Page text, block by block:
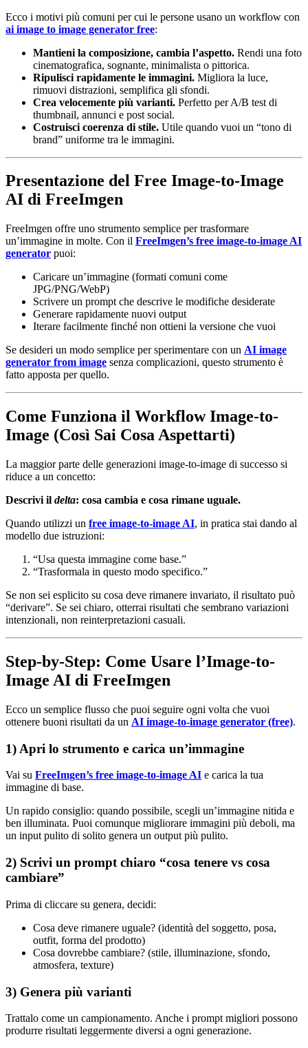
Ecco i motivi più comuni per cui le persone usano un workflow con
ai image to image generator free:
Mantieni la composizione, cambia l’aspetto. Rendi una foto
cinematografica, sognante, minimalista o pittorica.
Ripulisci rapidamente le immagini. Migliora la luce,
rimuovi distrazioni, semplifica gli sfondi.
Crea velocemente più varianti. Perfetto per A/B test di
thumbnail, annunci e post social.
Costruisci coerenza di stile. Utile quando vuoi un “tono di
brand” uniforme tra le immagini.
Presentazione del Free Image-to-Image
AI di FreeImgen
FreeImgen offre uno strumento semplice per trasformare
un’immagine in molte. Con il FreeImgen’s free image-to-image AI
generator puoi:
Caricare un’immagine (formati comuni come
JPG/PNG/WebP)
Scrivere un prompt che descrive le modifiche desiderate
Generare rapidamente nuovi output
Iterare facilmente finché non ottieni la versione che vuoi
Se desideri un modo semplice per sperimentare con un AI image
generator from image senza complicazioni, questo strumento è
fatto apposta per quello.
Come Funziona il Workflow Image-to-
Image (Così Sai Cosa Aspettarti)
La maggior parte delle generazioni image-to-image di successo si
riduce a un concetto:
Descrivi il delta: cosa cambia e cosa rimane uguale.
Quando utilizzi un free image-to-image AI, in pratica stai dando al
modello due istruzioni:
“Usa questa immagine come base.”
“Trasformala in questo modo specifico.”
Se non sei esplicito su cosa deve rimanere invariato, il risultato può
“derivare”. Se sei chiaro, otterrai risultati che sembrano variazioni
intenzionali, non reinterpretazioni casuali.
Step-by-Step: Come Usare l’Image-to-
Image AI di FreeImgen
Ecco un semplice flusso che puoi seguire ogni volta che vuoi
ottenere buoni risultati da un AI image-to-image generator (free).
1) Apri lo strumento e carica un’immagine
Vai su FreeImgen’s free image-to-image AI e carica la tua
immagine di base.
Un rapido consiglio: quando possibile, scegli un’immagine nitida e
ben illuminata. Puoi comunque migliorare immagini più deboli, ma
un input pulito di solito genera un output più pulito.
2) Scrivi un prompt chiaro “cosa tenere vs cosa
cambiare”
Prima di cliccare su genera, decidi:
Cosa deve rimanere uguale? (identità del soggetto, posa,
outfit, forma del prodotto)
Cosa dovrebbe cambiare? (stile, illuminazione, sfondo,
atmosfera, texture)
3) Genera più varianti
Trattalo come un campionamento. Anche i prompt migliori possono
produrre risultati leggermente diversi a ogni generazione.